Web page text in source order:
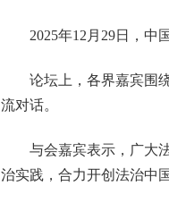
2025年12月29日，中国
论坛上，各界嘉宾围绕“
流对话。
与会嘉宾表示，广大法
治实践，合力开创法治中